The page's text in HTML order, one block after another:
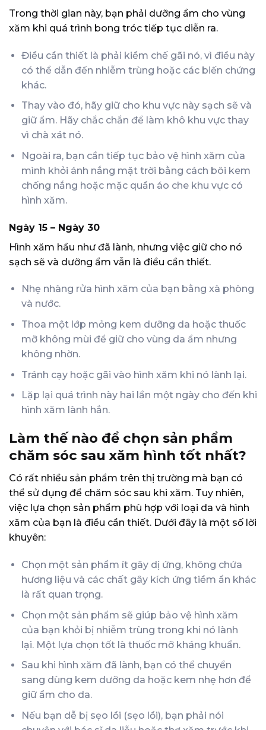
Trong thời gian này, bạn phải dưỡng ẩm cho vùng
xăm khi quá trình bong tróc tiếp tục diễn ra.
Điều cần thiết là phải kiềm chế gãi nó, vì điều này
có thể dẫn đến nhiễm trùng hoặc các biến chứng
khác.
Thay vào đó, hãy giữ cho khu vực này sạch sẽ và
giữ ẩm. Hãy chắc chắn để làm khô khu vực thay
vì chà xát nó.
Ngoài ra, bạn cần tiếp tục bảo vệ hình xăm của
mình khỏi ánh nắng mặt trời bằng cách bôi kem
chống nắng hoặc mặc quần áo che khu vực có
hình xăm.
Ngày 15 – Ngày 30
Hình xăm hầu như đã lành, nhưng việc giữ cho nó
sạch sẽ và dưỡng ẩm vẫn là điều cần thiết.
Nhẹ nhàng rửa hình xăm của bạn bằng xà phòng
và nước.
Thoa một lớp mỏng kem dưỡng da hoặc thuốc
mỡ không mùi để giữ cho vùng da ẩm nhưng
không nhờn.
Tránh cạy hoặc gãi vào hình xăm khi nó lành lại.
Lặp lại quá trình này hai lần một ngày cho đến khi
hình xăm lành hẳn.
Làm thế nào để chọn sản phẩm
chăm sóc sau xăm hình tốt nhất?
Có rất nhiều sản phẩm trên thị trường mà bạn có
thể sử dụng để chăm sóc sau khi xăm. Tuy nhiên,
việc lựa chọn sản phẩm phù hợp với loại da và hình
xăm của bạn là điều cần thiết. Dưới đây là một số lời
khuyên:
Chọn một sản phẩm ít gây dị ứng, không chứa
hương liệu và các chất gây kích ứng tiềm ẩn khác
là rất quan trọng.
Chọn một sản phẩm sẽ giúp bảo vệ hình xăm
của bạn khỏi bị nhiễm trùng trong khi nó lành
lại. Một lựa chọn tốt là thuốc mỡ kháng khuẩn.
Sau khi hình xăm đã lành, bạn có thể chuyển
sang dùng kem dưỡng da hoặc kem nhẹ hơn để
giữ ẩm cho da.
Nếu bạn dễ bị sẹo lồi (sẹo lồi), bạn phải nói